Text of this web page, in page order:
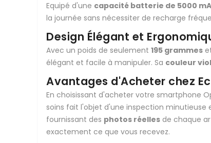
Equipé d'une capacité batterie de 5000
la journée sans nécessiter de recharge
Design Élégant et
Avec un poids de seulement 195 grammes
élégant et facile à manipuler. Sa couleur
Avantages d'Acheter chez
En choisissant d'acheter votre smartphone
soins fait l'objet d'une inspection minutieuse
fournissant des photos réelles de chaque
exactement ce que vous recevez.